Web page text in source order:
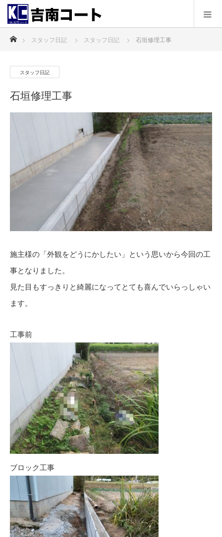
スタッフ日記 スタッフ日記 石垣修理工事
スタッフ日記
石垣修理工事
施主様の「外観をどうにかしたい」という思いから今回の工
事となりました。
見た目もすっきりと綺麗になってとても喜んでいらっしゃい
ます。
工事前
ブロック工事